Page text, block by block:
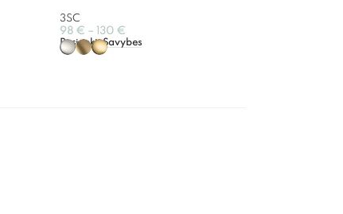
3SC
98 € – 130 €
Pasirinkti Savybes